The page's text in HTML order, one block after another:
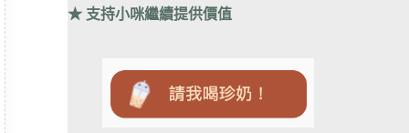
★ 支持小咪繼續提供價值